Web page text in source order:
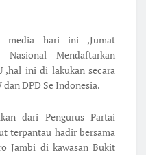
media hari ini ,Jumat
Nasional Mendaftarkan
,hal ini di lakukan secara
DPD Se Indonesia.
dari Pengurus Partai
terpantau hadir bersama
Jambi di kawasan Bukit